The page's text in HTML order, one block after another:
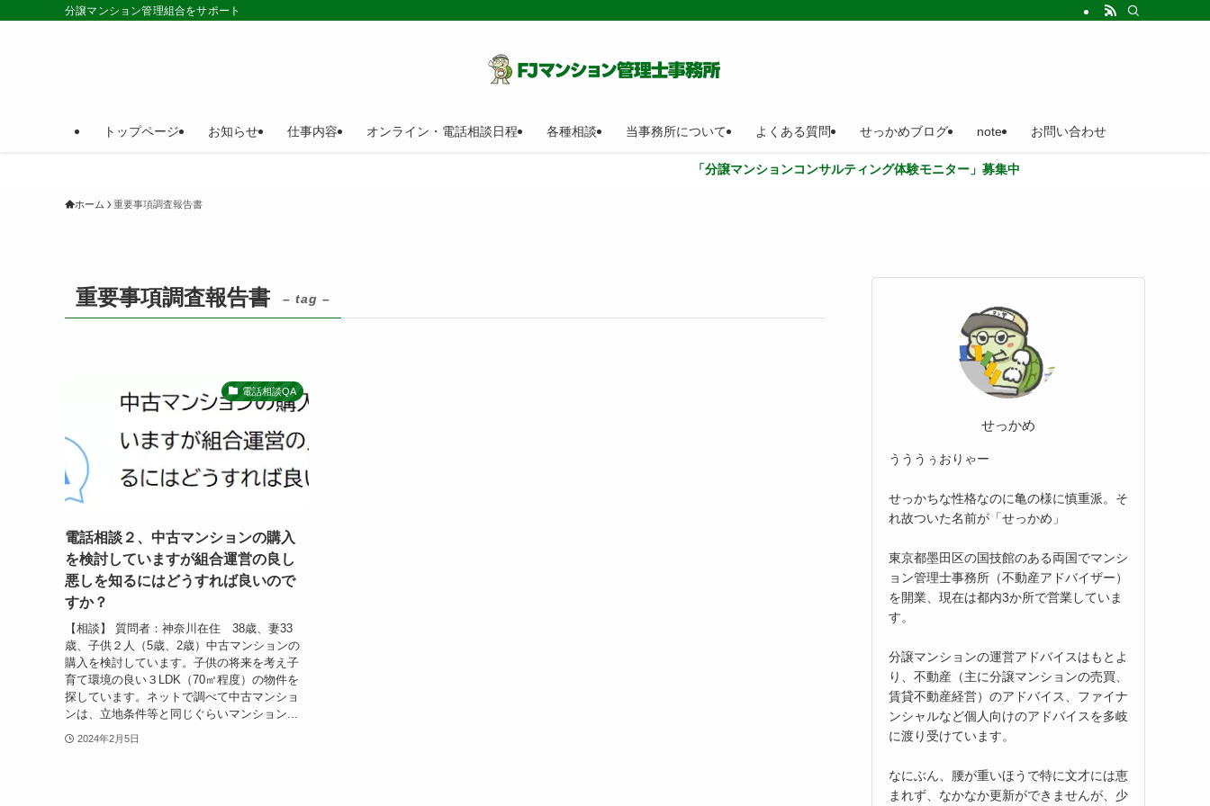
分譲マンション管理組合をサポート
トップページ お知らせ 仕事内容 オンライン・電話相談日程 各種相談 当事務所について よくある質問 せっかめブログ note お問い合わせ
「分譲マンションコンサルティング体験モニター」募集中
ホーム 重要事項調査報告書
重要事項調査報告書 – tag –
電話相談QA
電話相談２、中古マンションの購入
を検討していますが組合運営の良し
悪しを知るにはどうすれば良いので
すか？
【相談】 質問者：神奈川在住 38歳、妻33
歳、子供２人（5歳、2歳）中古マンションの
購入を検討しています。子供の将来を考え子
育て環境の良い３LDK（70㎡程度）の物件を
探しています。ネットで調べて中古マンショ
ンは、立地条件等と同じぐらいマンション...
2024年2月5日
せっかめ
うううぅおりゃー
せっかちな性格なのに亀の様に慎重派。そ
れ故ついた名前が「せっかめ」
東京都墨田区の国技館のある両国でマンシ
ョン管理士事務所（不動産アドバイザー）
を開業、現在は都内3か所で営業していま
す。
分譲マンションの運営アドバイスはもとよ
り、不動産（主に分譲マンションの売買、
賃貸不動産経営）のアドバイス、ファイナ
ンシャルなど個人向けのアドバイスを多岐
に渡り受けています。
なにぶん、腰が重いほうで特に文才には恵
まれず、なかなか更新ができませんが、少